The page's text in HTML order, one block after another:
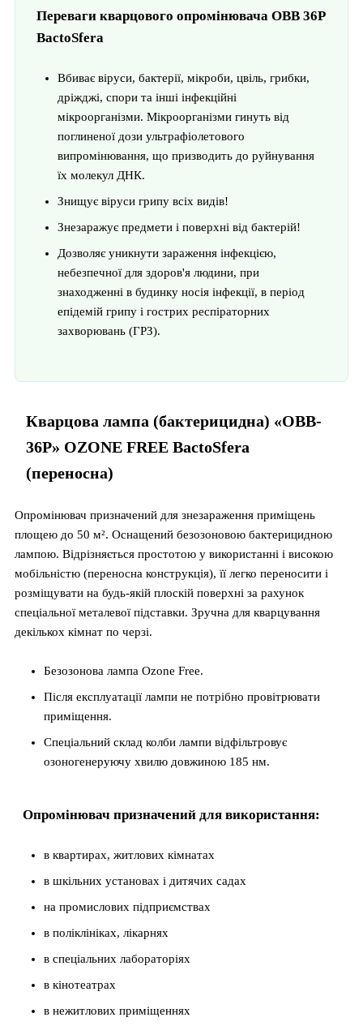
Переваги кварцового опромінювача OBB 36P
BactoSfera
Вбиває віруси, бактерії, мікроби, цвіль, грибки,
дріжджі, спори та інші інфекційні
мікроорганізми. Мікроорганізми гинуть від
поглиненої дози ультрафіолетового
випромінювання, що призводить до руйнування
їх молекул ДНК.
Знищує віруси грипу всіх видів!
Знезаражує предмети і поверхні від бактерій!
Дозволяє уникнути зараження інфекцією,
небезпечної для здоров'я людини, при
знаходженні в будинку носія інфекції, в період
епідемій грипу і гострих респіраторних
захворювань (ГРЗ).
Кварцова лампа (бактерицидна) «OBB-
36P» OZONE FREE BactoSfera
(переносна)
Опромінювач призначений для знезараження приміщень
площею до 50 м². Оснащений безозоновою бактерицидною
лампою. Відрізняється простотою у використанні і високою
мобільністю (переносна конструкція), її легко переносити і
розміщувати на будь-якій плоскій поверхні за рахунок
спеціальної металевої підставки. Зручна для кварцування
декількох кімнат по черзі.
Безозонова лампа Ozone Free.
Після експлуатації лампи не потрібно провітрювати
приміщення.
Спеціальний склад колби лампи відфільтровує
озоногенеруючу хвилю довжиною 185 нм.
Опромінювач призначений для використання:
в квартирах, житлових кімнатах
в шкільних установах і дитячих садах
на промислових підприємствах
в поліклініках, лікарнях
в спеціальних лабораторіях
в кінотеатрах
в нежитлових приміщеннях